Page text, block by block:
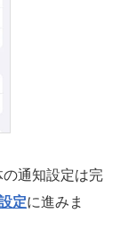
の通知設定は完
定に進みま